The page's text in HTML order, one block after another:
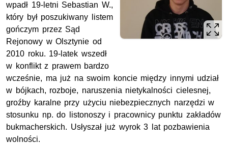
wpadł 19-letni Sebastian W.,
który był poszukiwany listem
gończym przez Sąd
Rejonowy w Olsztynie od
2010 roku. 19-latek wszedł
w konflikt z prawem bardzo
wcześnie, ma już na swoim koncie między innymi udział
w bójkach, rozboje, naruszenia nietykalności cielesnej,
groźby karalne przy użyciu niebezpiecznych narzędzi w
stosunku np. do listonoszy i pracownicy punktu zakładów
bukmacherskich. Usłyszał już wyrok 3 lat pozbawienia
wolności.